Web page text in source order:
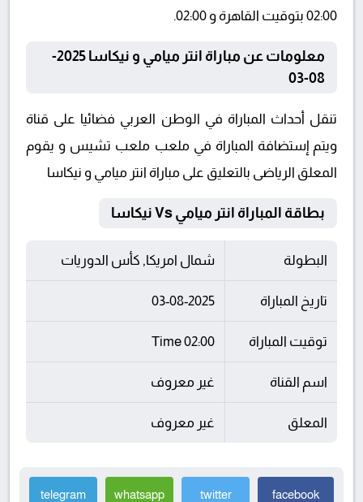
02:00 بتوقيت القاهرة و 02:00.
معلومات عن مباراة انتر ميامي و نيكاسا 2025-
08-03
تنقل أحداث المباراة في الوطن العربي فضائيا على قناة
ويتم إستضافة المباراة في ملعب ملعب تشيس و يقوم
المعلق الرياضى بالتعليق على مباراة انتر ميامي و نيكاسا
بطاقة المباراة انتر ميامي Vs نيكاسا
البطولة شمال امريكا, كأس الدوريات
تاريخ المباراة 03-08-2025
توقيت المباراة 02:00 Time
اسم القناة غير معروف
المعلق غير معروف
facebook
twitter
whatsapp
telegram